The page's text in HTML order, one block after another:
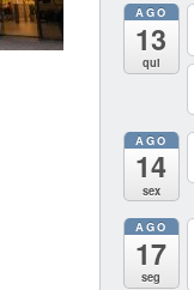
AGO
13
qui
AGO
14
sex
AGO
17
seg